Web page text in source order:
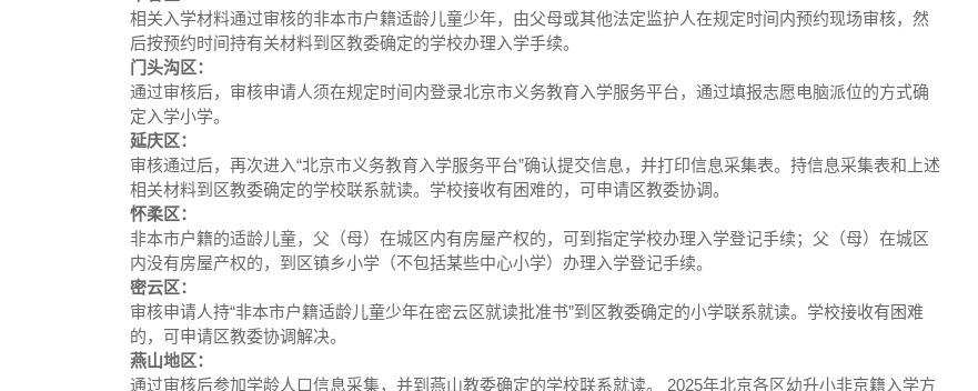
相关入学材料通过审核的非本市户籍适龄儿童少年，由父母或其他法定监护人在规定时间内预约现场审核，然
后按预约时间持有关材料到区教委确定的学校办理入学手续。
门头沟区：
通过审核后，审核申请人须在规定时间内登录北京市义务教育入学服务平台，通过填报志愿电脑派位的方式确
定入学小学。
延庆区：
审核通过后，再次进入“北京市义务教育入学服务平台”确认提交信息，并打印信息采集表。持信息采集表和上述
相关材料到区教委确定的学校联系就读。学校接收有困难的，可申请区教委协调。
怀柔区：
非本市户籍的适龄儿童，父（母）在城区内有房屋产权的，可到指定学校办理入学登记手续；父（母）在城区
内没有房屋产权的，到区镇乡小学（不包括某些中心小学）办理入学登记手续。
密云区：
审核申请人持“非本市户籍适龄儿童少年在密云区就读批准书”到区教委确定的小学联系就读。学校接收有困难
的，可申请区教委协调解决。
燕山地区：
通过审核后参加学龄人口信息采集，并到燕山教委确定的学校联系就读。 2025年北京各区幼升小非京籍入学方